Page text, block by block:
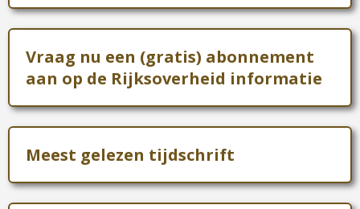
Vraag nu een (gratis) abonnement
aan op de Rijksoverheid informatie
Meest gelezen tijdschrift